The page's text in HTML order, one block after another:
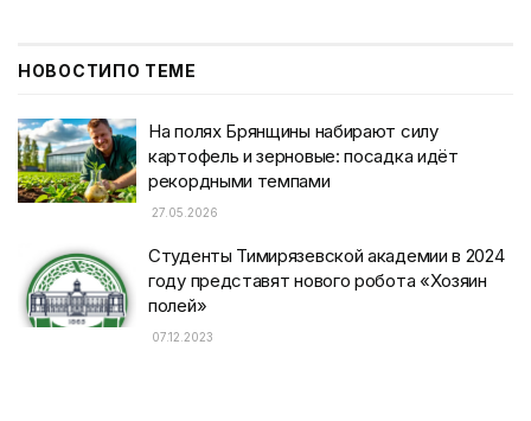
НОВОСТИПО ТЕМЕ
На полях Брянщины набирают силу
картофель и зерновые: посадка идёт
рекордными темпами
27.05.2026
Студенты Тимирязевской академии в 2024
году представят нового робота «Хозяин
полей»
07.12.2023